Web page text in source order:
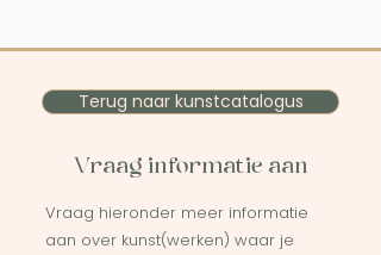
Terug naar kunstcatalogus
Vraag informatie aan
Vraag hieronder meer informatie
aan over kunst(werken) waar je